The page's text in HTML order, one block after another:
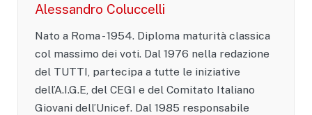
Alessandro Coluccelli
Nato a Roma - 1954. Diploma maturità classica
col massimo dei voti. Dal 1976 nella redazione
del TUTTI, partecipa a tutte le iniziative
dell’A.I.G.E, del CEGI e del Comitato Italiano
Giovani dell’Unicef. Dal 1985 responsabile